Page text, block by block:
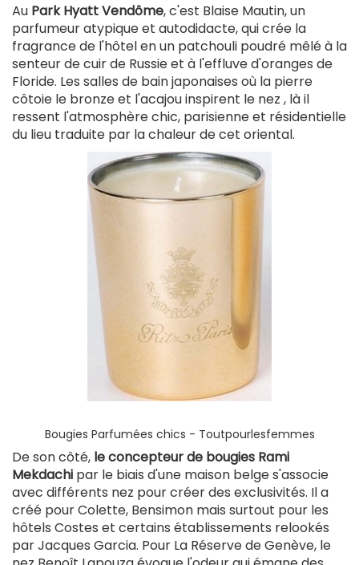
Au Park Hyatt Vendôme, c'est Blaise Mautin, un
parfumeur atypique et autodidacte, qui crée la
fragrance de l'hôtel en un patchouli poudré mêlé à la
senteur de cuir de Russie et à l'effluve d'oranges de
Floride. Les salles de bain japonaises où la pierre
côtoie le bronze et l'acajou inspirent le nez , là il
ressent l'atmosphère chic, parisienne et résidentielle
du lieu traduite par la chaleur de cet oriental.
Bougies Parfumées chics - Toutpourlesfemmes
De son côté, le concepteur de bougies Rami
Mekdachi par le biais d'une maison belge s'associe
avec différents nez pour créer des exclusivités. Il a
créé pour Colette, Bensimon mais surtout pour les
hôtels Costes et certains établissements relookés
par Jacques Garcia. Pour La Réserve de Genève, le